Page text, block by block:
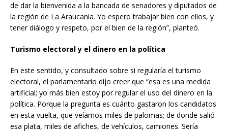
de dar la bienvenida a la bancada de senadores y diputados de
la región de La Araucanía. Yo espero trabajar bien con ellos, y
tener diálogo y respeto, por el bien de la región”, planteó.
Turismo electoral y el dinero en la política
En este sentido, y consultado sobre si regularía el turismo
electoral, el parlamentario dijo creer que “esa es una medida
artificial; yo más bien estoy por regular el uso del dinero en la
política. Porque la pregunta es cuánto gastaron los candidatos
en esta vuelta, que veíamos miles de palomas; de donde salió
esa plata, miles de afiches, de vehículos, camiones. Sería